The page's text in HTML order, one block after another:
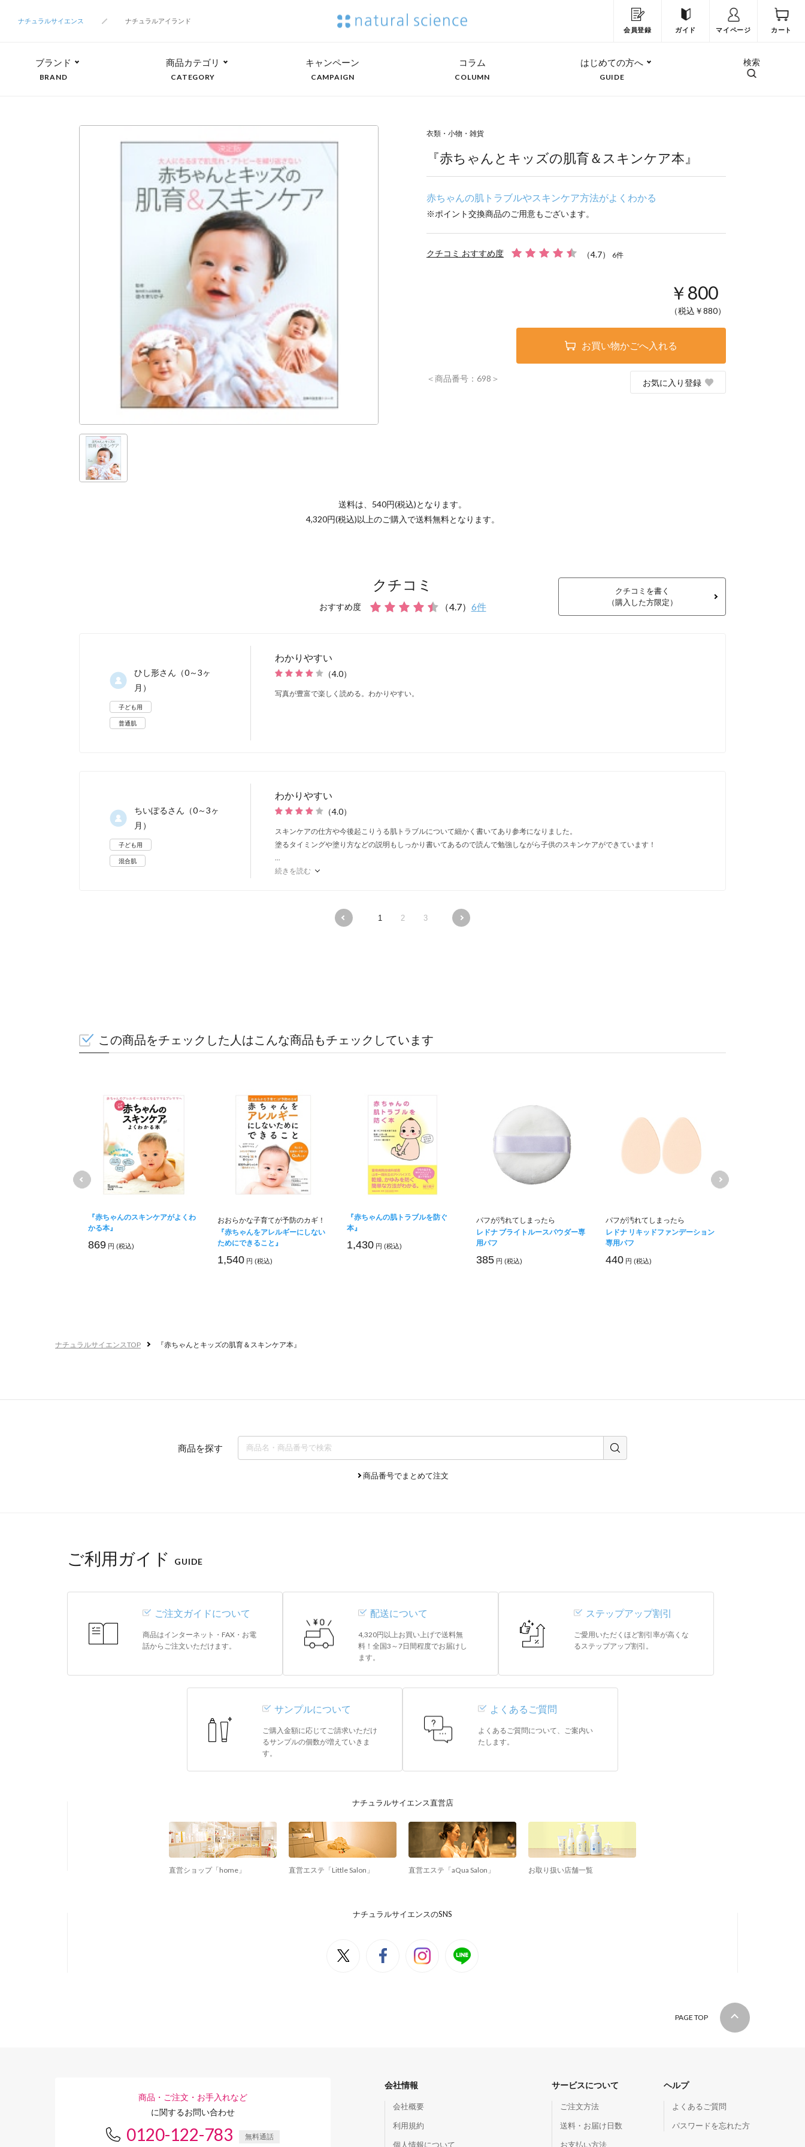
ナチュラルサイエンス
ナチュラルアイランド
会員登録
ガイド マイページ カート
ブランド
BRAND
商品カテゴリ
CATEGORY
キャンペーン
CAMPAIGN
コラム
COLUMN
はじめての方へ
GUIDE
検索
衣類・小物・雑貨
『赤ちゃんとキッズの肌育＆スキンケア本』
赤ちゃんの肌トラブルやスキンケア方法がよくわかる
※ポイント交換商品のご用意もございます。
クチコミ おすすめ度 （4.7） 6件
￥800
（税込￥880）
お買い物かごへ入れる
＜商品番号：698＞ お気に入り登録
送料は、540円(税込)となります。
4,320円(税込)以上のご購入で送料無料となります。
クチコミ
おすすめ度 （4.7） 6件
クチコミを書く
（購入した方限定）
ひし形さん（0～3ヶ
月）
子ども用
普通肌
わかりやすい
（4.0）
写真が豊富で楽しく読める。わかりやすい。
ちいぽるさん（0～3ヶ
月）
子ども用
混合肌
わかりやすい
（4.0）
スキンケアの仕方や今後起こりうる肌トラブルについて細かく書いてあり参考になりました。
塗るタイミングや塗り方などの説明もしっかり書いてあるので読んで勉強しながら子供のスキンケアができています！
...
続きを読む
1 2 3
この商品をチェックした人はこんな商品もチェックしています
『赤ちゃんのスキンケアがよくわ
かる本』
869 円 (税込)
おおらかな子育てが予防のカギ！
『赤ちゃんをアレルギーにしない
ためにできること』
1,540 円 (税込)
『赤ちゃんの肌トラブルを防ぐ
本』
1,430 円 (税込)
パフが汚れてしまったら
レドナ ブライトルースパウダー専
用パフ
385 円 (税込)
パフが汚れてしまったら
レドナ リキッドファンデーション
専用パフ
440 円 (税込)
ナチュラルサイエンスTOP 『赤ちゃんとキッズの肌育＆スキンケア本』
商品を探す
商品番号でまとめて注文
ご利用ガイド GUIDE
ご注文ガイドについて
商品はインターネット・FAX・お電
話からご注文いただけます。
配送について
4,320円以上お買い上げで送料無
料！全国3～7日間程度でお届けし
ます。
ステップアップ割引
ご愛用いただくほど割引率が高くな
るステップアップ割引。
サンプルについて
ご購入金額に応じてご請求いただけ
るサンプルの個数が増えていきま
す。
よくあるご質問
よくあるご質問について、ご案内い
たします。
ナチュラルサイエンス直営店
直営ショップ「home」 直営エステ「Little Salon」 直営エステ「aQua Salon」 お取り扱い店舗一覧
ナチュラルサイエンスのSNS
PAGE TOP
商品・ご注文・お手入れなど
に関するお問い合わせ
0120-122-783 無料通話
会社情報
会社概要
利用規約
個人情報について
サービスについて
ご注文方法
送料・お届け日数
お支払い方法
ヘルプ
よくあるご質問
パスワードを忘れた方